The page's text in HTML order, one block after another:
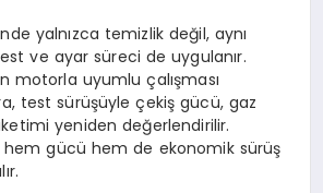
yalnızca temizlik değil, aynı
ve ayar süreci de uygulanır.
motorla uyumlu çalışması
test sürüşüyle çekiş gücü, gaz
yeniden değerlendirilir.
gücü hem de ekonomik sürüş